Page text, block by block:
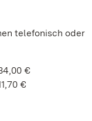
telefonisch oder
€
€